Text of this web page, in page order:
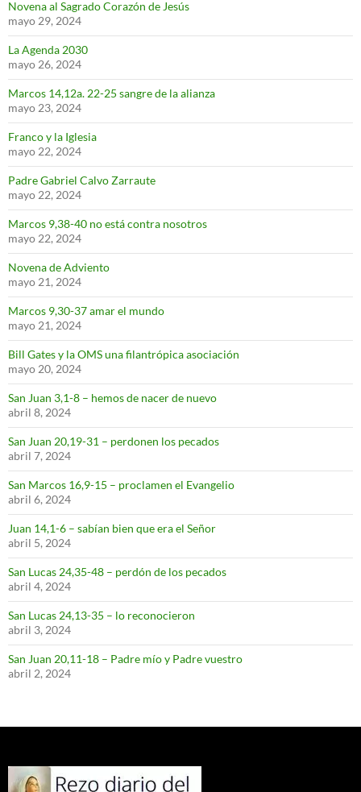
Novena al Sagrado Corazón de Jesús
mayo 29, 2024
La Agenda 2030
mayo 26, 2024
Marcos 14,12a. 22-25 sangre de la alianza
mayo 23, 2024
Franco y la Iglesia
mayo 22, 2024
Padre Gabriel Calvo Zarraute
mayo 22, 2024
Marcos 9,38-40 no está contra nosotros
mayo 22, 2024
Novena de Adviento
mayo 21, 2024
Marcos 9,30-37 amar el mundo
mayo 21, 2024
Bill Gates y la OMS una filantrópica asociación
mayo 20, 2024
San Juan 3,1-8 – hemos de nacer de nuevo
abril 8, 2024
San Juan 20,19-31 – perdonen los pecados
abril 7, 2024
San Marcos 16,9-15 – proclamen el Evangelio
abril 6, 2024
Juan 14,1-6 – sabían bien que era el Señor
abril 5, 2024
San Lucas 24,35-48 – perdón de los pecados
abril 4, 2024
San Lucas 24,13-35 – lo reconocieron
abril 3, 2024
San Juan 20,11-18 – Padre mío y Padre vuestro
abril 2, 2024